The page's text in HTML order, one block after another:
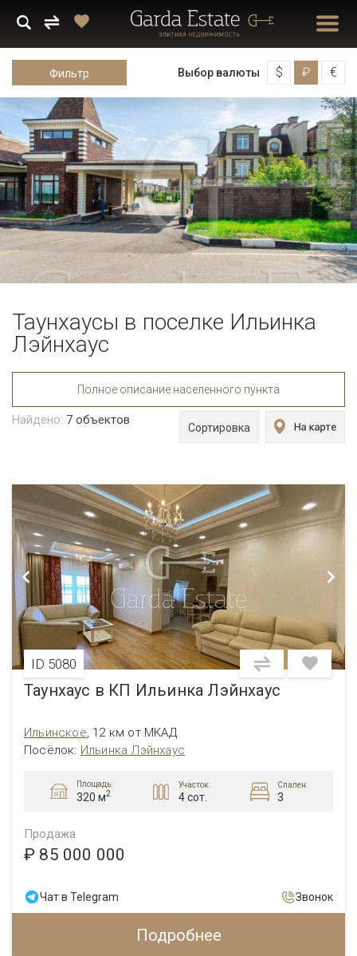
Фильтр Выбор валюты $ ₽ €
Таунхаусы в поселке Ильинка
Лэйнхаус
Полное описание населенного пункта
Найдено: 7 объектов
Сортировка
ID 5080
Таунхаус в КП Ильинка Лэйнхаус
Ильинское, 12 км от МКАД
Посёлок: Ильинка Лэйнхаус
Площадь:
320 м2
Участок:
4 сот.
Спален:
3
Продажа
₽ 85 000 000
Чат в Telegram Звонок
Подробнее